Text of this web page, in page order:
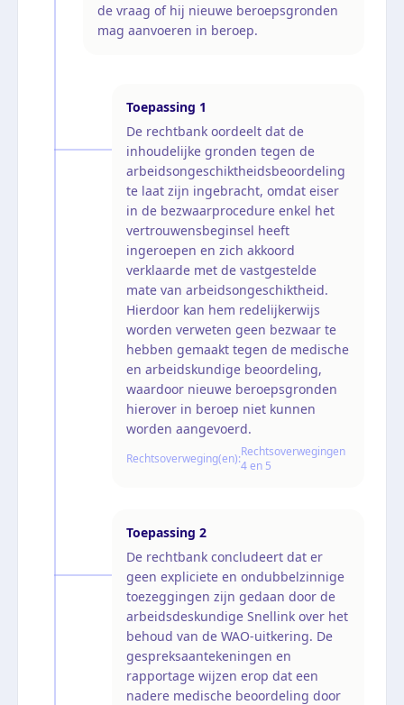
de vraag of hij nieuwe beroepsgronden
mag aanvoeren in beroep.
Toepassing 1
De rechtbank oordeelt dat de
inhoudelijke gronden tegen de
arbeidsongeschiktheidsbeoordeling
te laat zijn ingebracht, omdat eiser
in de bezwaarprocedure enkel het
vertrouwensbeginsel heeft
ingeroepen en zich akkoord
verklaarde met de vastgestelde
mate van arbeidsongeschiktheid.
Hierdoor kan hem redelijkerwijs
worden verweten geen bezwaar te
hebben gemaakt tegen de medische
en arbeidskundige beoordeling,
waardoor nieuwe beroepsgronden
hierover in beroep niet kunnen
worden aangevoerd.
Rechtsoverweging(en):Rechtsoverwegingen
4 en 5
Toepassing 2
De rechtbank concludeert dat er
geen expliciete en ondubbelzinnige
toezeggingen zijn gedaan door de
arbeidsdeskundige Snellink over het
behoud van de WAO-uitkering. De
gespreksaantekeningen en
rapportage wijzen erop dat een
nadere medische beoordeling door